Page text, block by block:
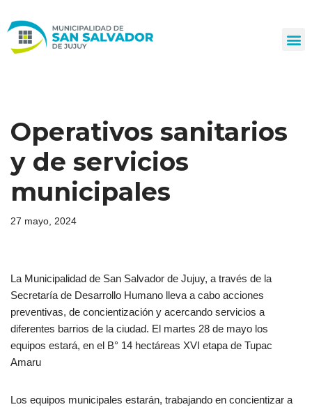
al
Operativos sanitarios
y de servicios
municipales
27 mayo, 2024
La Municipalidad de San Salvador de Jujuy, a través de la
Secretaría de Desarrollo Humano lleva a cabo acciones
preventivas, de concientización y acercando servicios a
diferentes barrios de la ciudad. El martes 28 de mayo los
equipos estará, en el B° 14 hectáreas XVI etapa de Tupac
Amaru
Los equipos municipales estarán, trabajando en concientizar a